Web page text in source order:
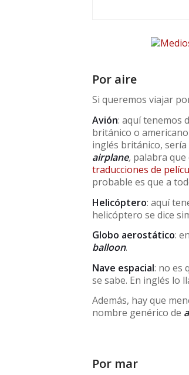
Por aire
Si queremos viajar
Avión: aquí tenemos
británico o
inglés británico, sería
airplane, palabra que
traducciones de
probable es que a
Helicóptero: aquí
helicóptero se dice
Globo aerostático:
balloon.
Nave espacial: no es
se sabe. En inglés lo
Además, hay que
nombre genérico de
Por mar